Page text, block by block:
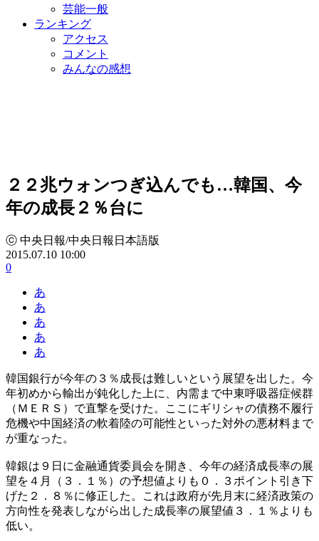
芸能一般
ランキング
アクセス
コメント
みんなの感想
２２兆ウォンつぎ込んでも…韓国、今
年の成長２％台に
ⓒ 中央日報/中央日報日本語版
2015.07.10 10:00
0
あ
あ
あ
あ
あ
韓国銀行が今年の３％成長は難しいという展望を出した。今
年初めから輸出が鈍化した上に、内需まで中東呼吸器症候群
（ＭＥＲＳ）で直撃を受けた。ここにギリシャの債務不履行
危機や中国経済の軟着陸の可能性といった対外の悪材料まで
が重なった。
韓銀は９日に金融通貨委員会を開き、今年の経済成長率の展
望を４月（３．１％）の予想値よりも０．３ポイント引き下
げた２．８％に修正した。これは政府が先月末に経済政策の
方向性を発表しながら出した成長率の展望値３．１％よりも
低い。